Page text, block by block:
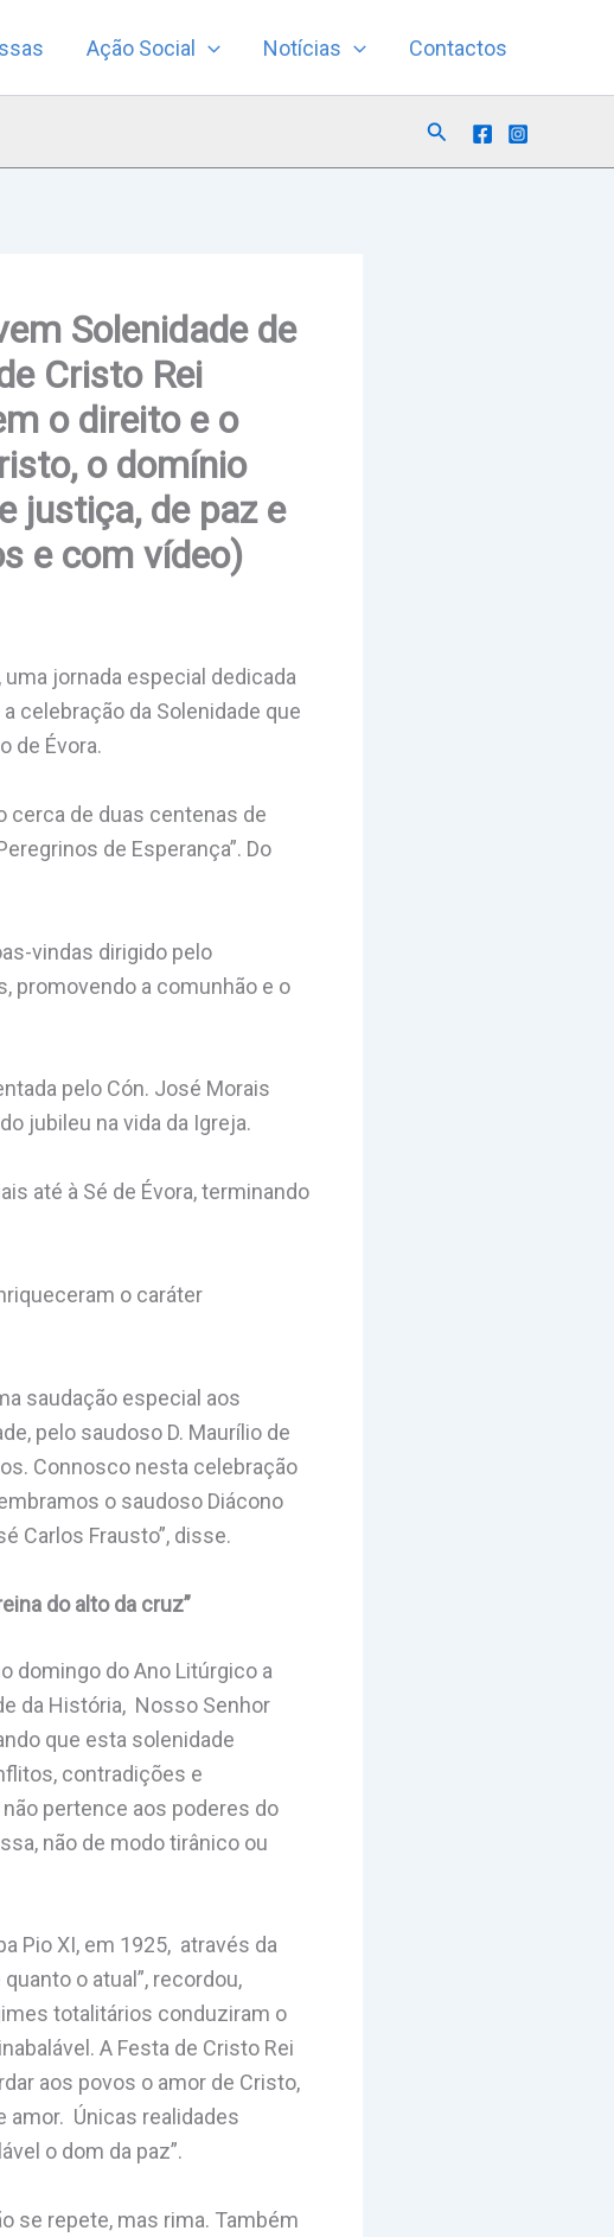
Ação Social Notícias Contactos
Search
Solenidade de
Cristo Rei
o direito e o
o domínio
justiça, de paz e
e com vídeo)
jornada especial dedicada
celebração da Solenidade que
de Évora.
cerca de duas centenas de
de Esperança”. Do
vindas dirigido pelo
promovendo a comunhão e o
pelo Cón. José Morais
jubileu na vida da Igreja.
até à Sé de Évora, terminando
o caráter
saudação especial aos
pelo saudoso D. Maurílio de
Connosco nesta celebração
o saudoso Diácono
Carlos Frausto”, disse.
do alto da cruz”
domingo do Ano Litúrgico a
da História, Nosso Senhor
que esta solenidade
contradições e
pertence aos poderes do
não de modo tirânico ou
Pio XI, em 1925, através da
o atual”, recordou,
totalitários conduziram o
A Festa de Cristo Rei
aos povos o amor de Cristo,
amor. Únicas realidades
o dom da paz”.
se repete, mas rima. Também